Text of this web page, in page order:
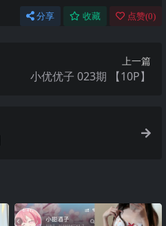
分享 收藏 点赞(0)
上一篇
小优优子 023期 【10P】